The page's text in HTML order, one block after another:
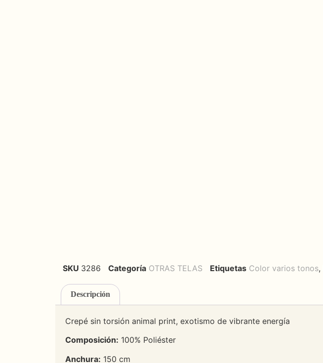
SKU 3286 Categoría OTRAS TELAS Etiquetas Color varios tonos,
Descripción
Crepé sin torsión animal print, exotismo de vibrante energía
Composición: 100% Poliéster
Anchura: 150 cm